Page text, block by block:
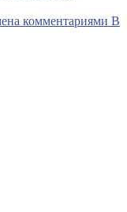
комментариями В